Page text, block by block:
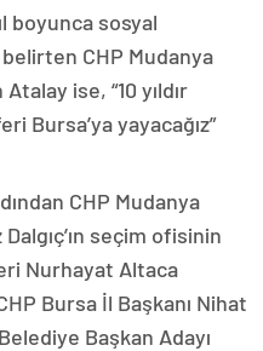
boyunca sosyal
CHP Mudanya
ise, “10 yıldır
Bursa’ya yayacağız”
CHP Mudanya
seçim ofisinin
Nurhayat Altaca
Bursa İl Başkanı Nihat
Başkan Adayı